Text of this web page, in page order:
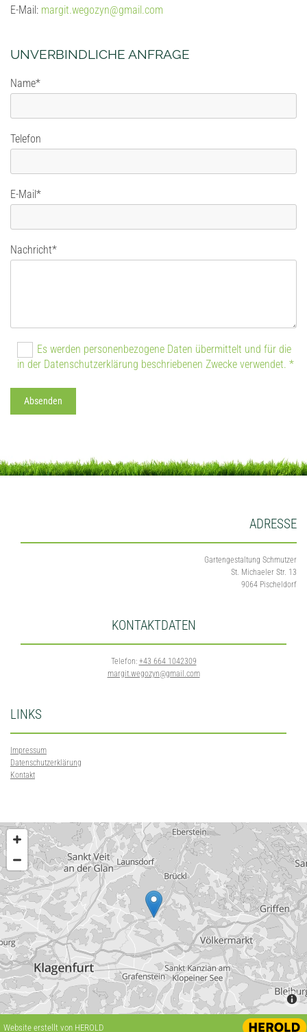
E-Mail: margit.wegozyn@gmail.com
UNVERBINDLICHE ANFRAGE
Name*
Telefon
E-Mail*
Nachricht*
Es werden personenbezogene Daten übermittelt und für die
in der Datenschutzerklärung beschriebenen Zwecke verwendet. *
ADRESSE
Gartengestaltung Schmutzer
St. Michaeler Str. 13
9064 Pischeldorf
KONTAKTDATEN
Telefon: +43 664 1042309
margit.wegozyn@gmail.com
LINKS
Impressum
Datenschutzerklärung
Kontakt
Website erstellt von HEROLD